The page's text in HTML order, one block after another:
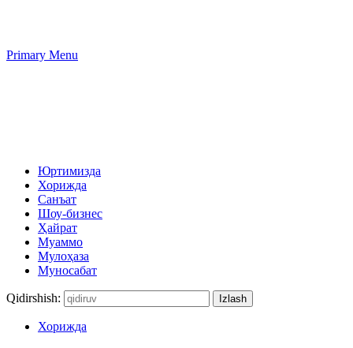
Primary Menu
Юртимизда
Хорижда
Санъат
Шоу-бизнес
Ҳайрат
Муаммо
Мулоҳаза
Муносабат
Qidirshish:
Хорижда